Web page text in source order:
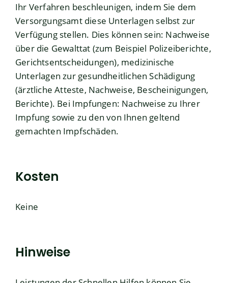
Ihr Verfahren beschleunigen, indem Sie dem
Versorgungsamt diese Unterlagen selbst zur
Verfügung stellen. Dies können sein: Nachweise
über die Gewalttat (zum Beispiel Polizeiberichte,
Gerichtsentscheidungen), medizinische
Unterlagen zur gesundheitlichen Schädigung
(ärztliche Atteste, Nachweise, Bescheinigungen,
Berichte). Bei Impfungen: Nachweise zu Ihrer
Impfung sowie zu den von Ihnen geltend
gemachten Impfschäden.
Kosten
Keine
Hinweise